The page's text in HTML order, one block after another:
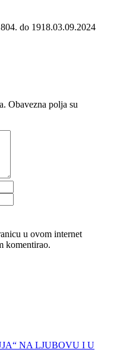
do 1918.03.09.2024
Obavezna polja su
u ovom internet
komentirao.
NA LJUBOVU I U